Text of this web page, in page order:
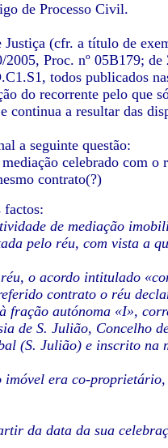
de Processo Civil.
(cfr. a título de
Proc. nº 05B179; de
todos publicados
do recorrente pelo que
a resultar das
a seguinte questão:
celebrado com o
contrato(?)
factos:
de mediação
pelo réu, com vista a
o acordo intitulado
contrato o réu
autónoma «I»,
S. Julião, Concelho
(S. Julião) e inscrito na
era co-proprietário,
da data da sua